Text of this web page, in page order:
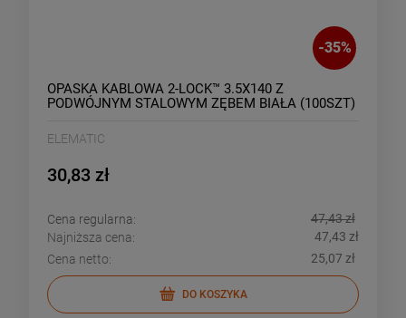
-35%
OPASKA KABLOWA 2-LOCK™ 3.5X140 Z
PODWÓJNYM STALOWYM ZĘBEM BIAŁA (100SZT)
ELEMATIC
30,83 zł
Cena regularna:
47,43 zł
Najniższa cena:
47,43 zł
Cena netto:
25,07 zł
DO KOSZYKA